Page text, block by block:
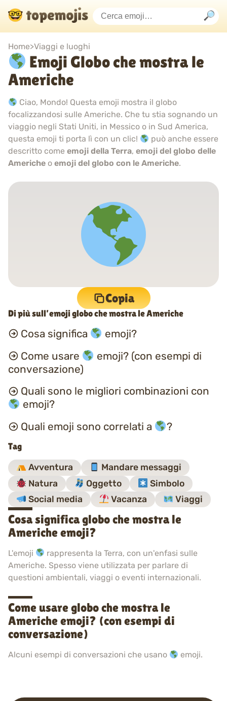
Home>Viaggi e luoghi
Emoji Globo che mostra le
Americhe
Ciao, Mondo! Questa emoji mostra il globo
focalizzandosi sulle Americhe. Che tu stia sognando un
viaggio negli Stati Uniti, in Messico o in Sud America,
questa emoji ti porta lì con un clic!
può anche essere
descritto come emoji della Terra, emoji del globo delle
Americhe o emoji del globo con le Americhe.
Copia
Di più sull’emoji globo che mostra le Americhe
Cosa significa
emoji?
Come usare
emoji? (con esempi di
conversazione)
Quali sono le migliori combinazioni con
emoji?
Quali emoji sono correlati a
?
Tag
Avventura
Mandare messaggi
Natura
Oggetto
Simbolo
Social media
Vacanza Viaggi
Cosa significa globo che mostra le
Americhe emoji?
L'emoji
rappresenta la Terra, con un'enfasi sulle
Americhe. Spesso viene utilizzata per parlare di
questioni ambientali, viaggi o eventi internazionali.
Come usare globo che mostra le
Americhe emoji? (con esempi di
conversazione)
Alcuni esempi di conversazioni che usano emoji.